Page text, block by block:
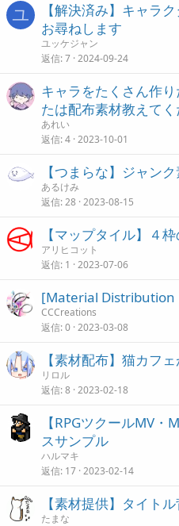
ユ
【解決済み】キャラ
お尋ねします
ユッケジャン
返信 7 2024-09-24
キャラをたくさん作
たは配布素材教えて
あれい
返信 4 2023-10-01
【つまらな】ジャン
あるけみ
返信 28 2023-08-15
【マップタイル】４
アリヒコット
返信 1 2023-07-06
[Material Distribution
CCCreations
返信 0 2023-03-08
【素材配布】猫カフ
リロル
返信 8 2023-02-18
【RPGツクールMV
スサンプル
ハルマキ
返信 17 2023-02-14
【素材提供】タイト
たまな